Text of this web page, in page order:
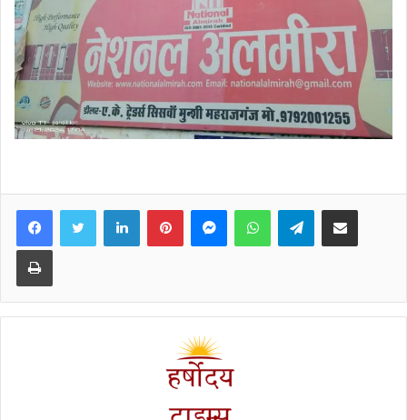
FacebookTwitter LinkedInPinterestMessengerWhatsAppTelegramShare via Email
Print